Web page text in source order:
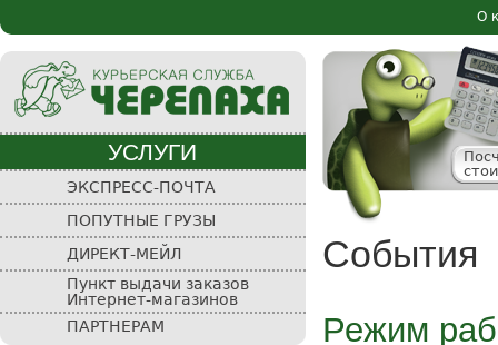
О
Курьерская
служба
"Черепаха"
УСЛУГИ
ЭКСПРЕСС-ПОЧТА
ПОПУТНЫЕ ГРУЗЫ
ДИРЕКТ-МЕЙЛ
Пункт выдачи заказов
Интернет-магазинов
ПАРТНЕРАМ
События
Режим